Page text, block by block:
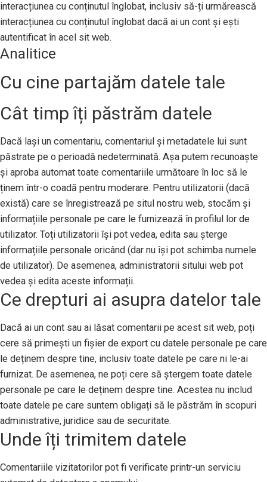
interacțiunea cu conținutul înglobat, inclusiv să-ți urmărească
interacțiunea cu conținutul înglobat dacă ai un cont și ești
autentificat în acel sit web.
Analitice
Cu cine partajăm datele tale
Cât timp îți păstrăm datele
Dacă lași un comentariu, comentariul și metadatele lui sunt
păstrate pe o perioadă nedeterminată. Așa putem recunoaște
și aproba automat toate comentariile următoare în loc să le
ținem într-o coadă pentru moderare. Pentru utilizatorii (dacă
există) care se înregistrează pe situl nostru web, stocăm și
informațiile personale pe care le furnizează în profilul lor de
utilizator. Toți utilizatorii își pot vedea, edita sau șterge
informațiile personale oricând (dar nu își pot schimba numele
de utilizator). De asemenea, administratorii sitului web pot
vedea și edita aceste informații.
Ce drepturi ai asupra datelor tale
Dacă ai un cont sau ai lăsat comentarii pe acest sit web, poți
cere să primești un fișier de export cu datele personale pe care
le deținem despre tine, inclusiv toate datele pe care ni le-ai
furnizat. De asemenea, ne poți cere să ștergem toate datele
personale pe care le deținem despre tine. Acestea nu includ
toate datele pe care suntem obligați să le păstrăm în scopuri
administrative, juridice sau de securitate.
Unde îți trimitem datele
Comentariile vizitatorilor pot fi verificate printr-un serviciu